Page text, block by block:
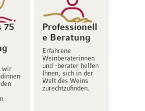
75
wir
Professionell
e Beratung
Erfahrene
Weinberaterinnen
und -berater helfen
Ihnen, sich in der
Welt des Weins
zurechtzufinden.